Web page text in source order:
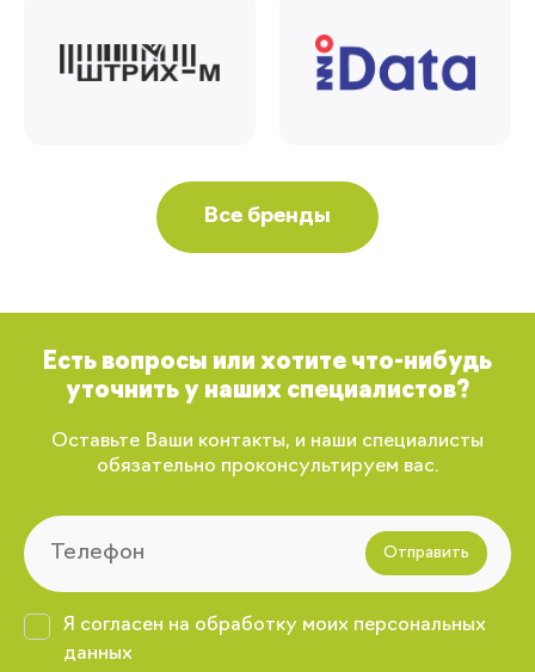
Все бренды
Есть вопросы или хотите что-нибудь
уточнить у наших специалистов?
Оставьте Ваши контакты, и наши специалисты
обязательно проконсультируем вас.
Отправить
Я согласен на обработку моих персональных
данных